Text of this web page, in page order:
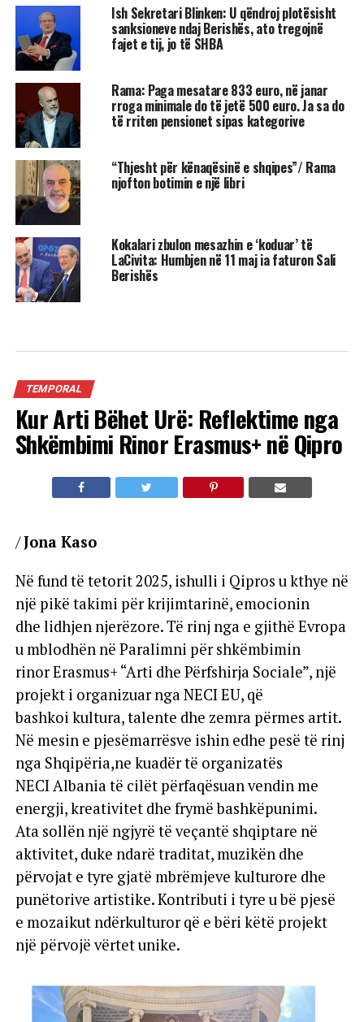
Ish Sekretari Blinken: U qëndroj plotësisht
sanksioneve ndaj Berishës, ato tregojnë
fajet e tij, jo të SHBA
Rama: Paga mesatare 833 euro, në janar
rroga minimale do të jetë 500 euro. Ja sa do
të rriten pensionet sipas kategorive
“Thjesht për kënaqësinë e shqipes”/ Rama
njofton botimin e një libri
Kokalari zbulon mesazhin e ‘koduar’ të
LaCivita: Humbjen në 11 maj ia faturon Sali
Berishës
TEMPORAL
Kur Arti Bëhet Urë: Reflektime nga
Shkëmbimi Rinor Erasmus+ në Qipro
/Jona Kaso
Në fund të tetorit 2025, ishulli i Qipros u kthye në
një pikë takimi për krijimtarinë, emocionin
dhe lidhjen njerëzore. Të rinj nga e gjithë Evropa
u mblodhën në Paralimni për shkëmbimin
rinor Erasmus+ “Arti dhe Përfshirja Sociale”, një
projekt i organizuar nga NECI EU, që
bashkoi kultura, talente dhe zemra përmes artit.
Në mesin e pjesëmarrësve ishin edhe pesë të rinj
nga Shqipëria,ne kuadër të organizatës
NECI Albania të cilët përfaqësuan vendin me
energji, kreativitet dhe frymë bashkëpunimi.
Ata sollën një ngjyrë të veçantë shqiptare në
aktivitet, duke ndarë traditat, muzikën dhe
përvojat e tyre gjatë mbrëmjeve kulturore dhe
punëtorive artistike. Kontributi i tyre u bë pjesë
e mozaikut ndërkulturor që e bëri këtë projekt
një përvojë vërtet unike.